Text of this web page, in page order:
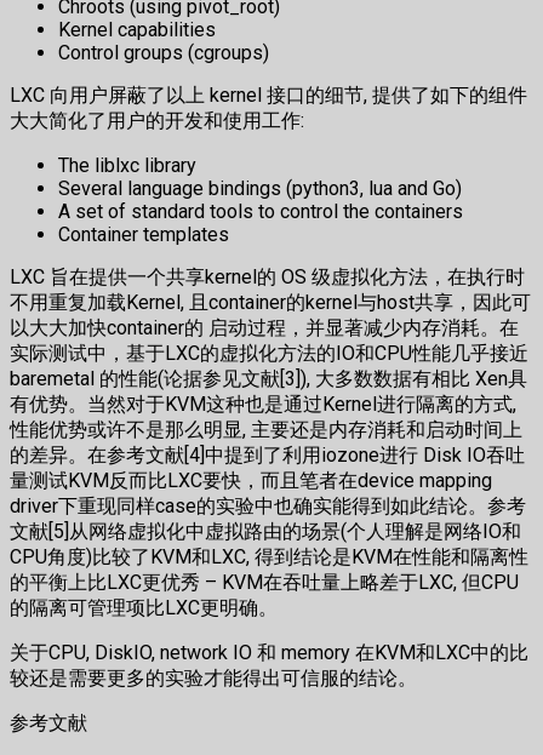
Chroots (using pivot_root)
Kernel capabilities
Control groups (cgroups)
LXC 向用户屏蔽了以上 kernel 接口的细节, 提供了如下的组件
大大简化了用户的开发和使用工作:
The liblxc library
Several language bindings (python3, lua and Go)
A set of standard tools to control the containers
Container templates
LXC 旨在提供一个共享kernel的 OS 级虚拟化方法，在执行时
不用重复加载Kernel, 且container的kernel与host共享，因此可
以大大加快container的 启动过程，并显著减少内存消耗。在
实际测试中，基于LXC的虚拟化方法的IO和CPU性能几乎接近
baremetal 的性能(论据参见文献[3]), 大多数数据有相比 Xen具
有优势。当然对于KVM这种也是通过Kernel进行隔离的方式,
性能优势或许不是那么明显, 主要还是内存消耗和启动时间上
的差异。在参考文献[4]中提到了利用iozone进行 Disk IO吞吐
量测试KVM反而比LXC要快，而且笔者在device mapping
driver下重现同样case的实验中也确实能得到如此结论。参考
文献[5]从网络虚拟化中虚拟路由的场景(个人理解是网络IO和
CPU角度)比较了KVM和LXC, 得到结论是KVM在性能和隔离性
的平衡上比LXC更优秀 – KVM在吞吐量上略差于LXC, 但CPU
的隔离可管理项比LXC更明确。
关于CPU, DiskIO, network IO 和 memory 在KVM和LXC中的比
较还是需要更多的实验才能得出可信服的结论。
参考文献